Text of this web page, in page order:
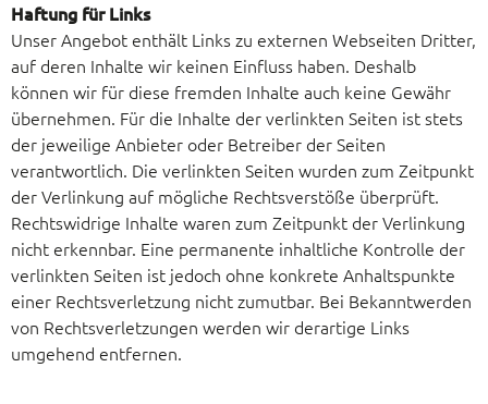
Haftung für Links
Unser Angebot enthält Links zu externen Webseiten Dritter,
auf deren Inhalte wir keinen Einfluss haben. Deshalb
können wir für diese fremden Inhalte auch keine Gewähr
übernehmen. Für die Inhalte der verlinkten Seiten ist stets
der jeweilige Anbieter oder Betreiber der Seiten
verantwortlich. Die verlinkten Seiten wurden zum Zeitpunkt
der Verlinkung auf mögliche Rechtsverstöße überprüft.
Rechtswidrige Inhalte waren zum Zeitpunkt der Verlinkung
nicht erkennbar. Eine permanente inhaltliche Kontrolle der
verlinkten Seiten ist jedoch ohne konkrete Anhaltspunkte
einer Rechtsverletzung nicht zumutbar. Bei Bekanntwerden
von Rechtsverletzungen werden wir derartige Links
umgehend entfernen.